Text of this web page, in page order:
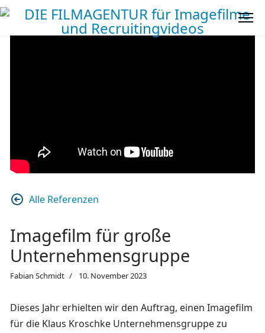
Alle Referenzen
Imagefilm für große
Unternehmensgruppe
Fabian Schmidt 10. November 2023
Dieses Jahr erhielten wir den Auftrag, einen Imagefilm
für die Klaus Kroschke Unternehmensgruppe zu